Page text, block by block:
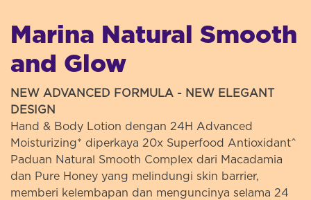
Marina Natural Smooth
and Glow
NEW ADVANCED FORMULA - NEW ELEGANT
DESIGN
Hand & Body Lotion dengan 24H Advanced
Moisturizing* diperkaya 20x Superfood Antioxidant^
Paduan Natural Smooth Complex dari Macadamia
dan Pure Honey yang melindungi skin barrier,
memberi kelembapan dan menguncinya selama 24